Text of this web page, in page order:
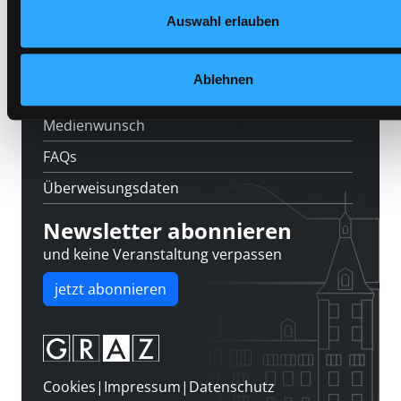
Auswahl erlauben
Ablehnen
Medienwunsch
FAQs
Überweisungsdaten
Newsletter abonnieren
und keine Veranstaltung verpassen
jetzt abonnieren
Cookies| Impressum| Datenschutz